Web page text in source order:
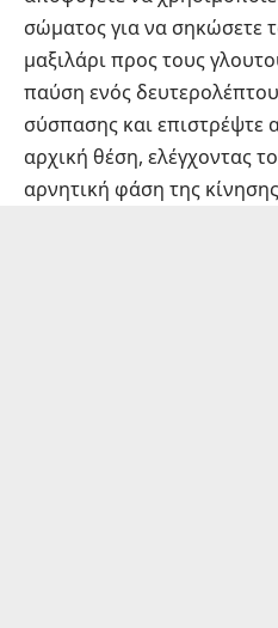
σώματος για να σηκώσετε
μαξιλάρι προς τους
παύση ενός
σύσπασης και επιστρέψτε
αρχική θέση, ελέγχοντας
αρνητική φάση της